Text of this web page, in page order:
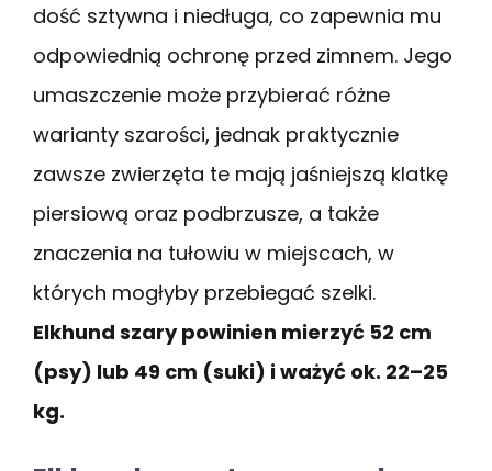
dość sztywna i niedługa, co zapewnia mu
odpowiednią ochronę przed zimnem. Jego
umaszczenie może przybierać różne
warianty szarości, jednak praktycznie
zawsze zwierzęta te mają jaśniejszą klatkę
piersiową oraz podbrzusze, a także
znaczenia na tułowiu w miejscach, w
których mogłyby przebiegać szelki.
Elkhund szary powinien mierzyć 52 cm
(psy) lub 49 cm (suki) i ważyć ok. 22–25
kg.